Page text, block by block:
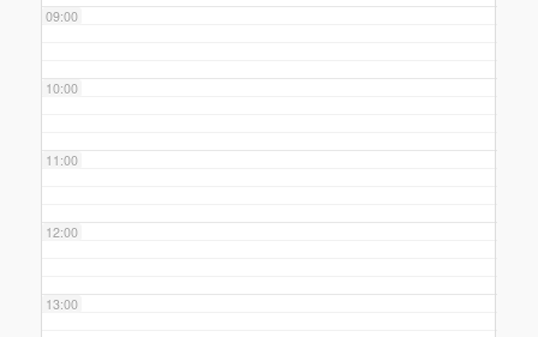
09:00
10:00
11:00
12:00
13:00